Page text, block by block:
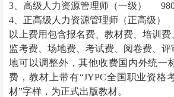
3、高级 人力资源管理师 （一级）
4、正高级 人力资源管理师 （正高级）
以上费用包含报名费、教材费、培训费
监考费、场地费、考试费、阅卷费、
地可以调整外，其他收费国内外统一
费，教材上带有“JYPC全国职业资格
材”字样，为正式出版教材。